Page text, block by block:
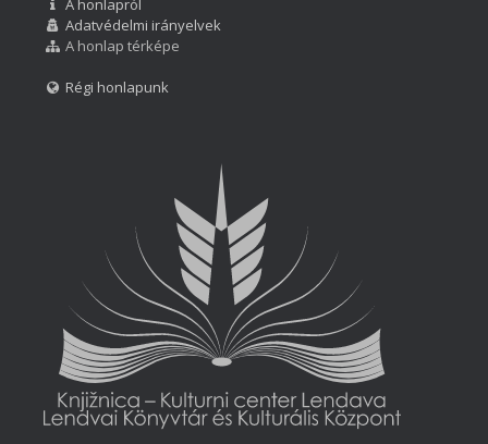
A honlapról
Adatvédelmi irányelvek
A honlap térképe
Régi honlapunk